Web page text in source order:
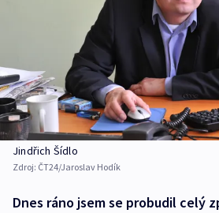
Jindřich Šídlo
Zdroj: ČT24/Jaroslav Hodík
Dnes ráno jsem se probudil celý